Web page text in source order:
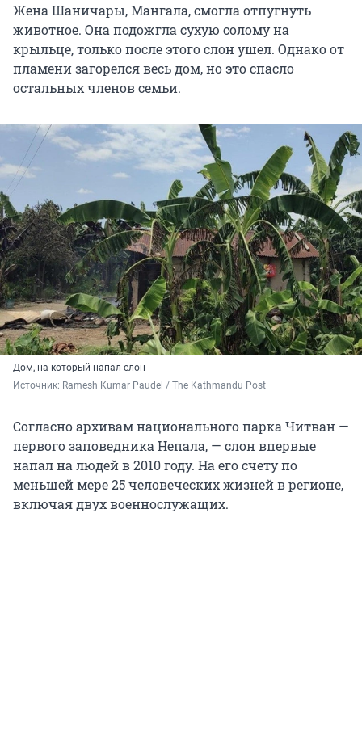
Жена Шаничары, Мангала, смогла отпугнуть
животное. Она подожгла сухую солому на
крыльце, только после этого слон ушел. Однако от
пламени загорелся весь дом, но это спасло
остальных членов семьи.
Дом, на который напал слон
Источник: Ramesh Kumar Paudel / The Kathmandu Post
Согласно архивам национального парка Читван —
первого заповедника Непала, — слон впервые
напал на людей в 2010 году. На его счету по
меньшей мере 25 человеческих жизней в регионе,
включая двух военнослужащих.